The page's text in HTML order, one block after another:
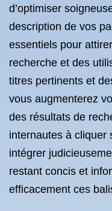
d’optimiser
description de vos
essentiels pour
recherche et des
titres pertinents et
vous augmenterez
des résultats de
internautes à cliquer
intégrer
restant concis et
efficacement ces